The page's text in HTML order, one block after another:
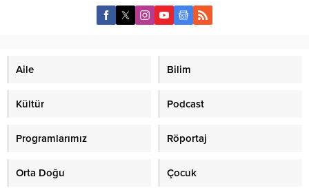
arasındaki çizginin netleştirilmesi
gerektiğini belirtti. “Önce Allah ve
Menzil ve Mahmut efendi olarak
bilinen Cemaatlerde bölünme ve
Aile Bilim
Kültür Podcast
Programlarımız Röportaj
Orta Doğu Çocuk